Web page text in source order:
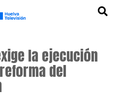
la ejecución
del